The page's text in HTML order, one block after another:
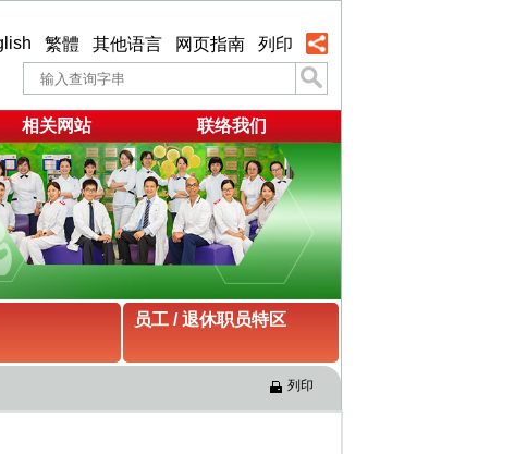
繁體 其他语言 网页指南 列印
相关网站 联络我们
员工 / 退休职员特区
列印